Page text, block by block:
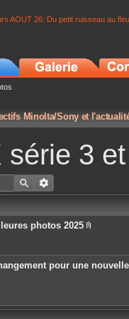
AOUT 26: Du petit ruisseau au
Minolta/Sony et
série 3
photos 2025
c
e
n
pour une nouvelle